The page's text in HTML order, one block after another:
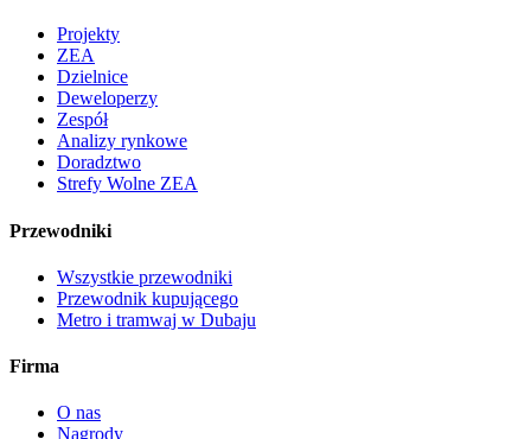
Projekty
ZEA
Dzielnice
Deweloperzy
Zespół
Analizy rynkowe
Doradztwo
Strefy Wolne ZEA
Przewodniki
Wszystkie przewodniki
Przewodnik kupującego
Metro i tramwaj w Dubaju
Firma
O nas
Nagrody